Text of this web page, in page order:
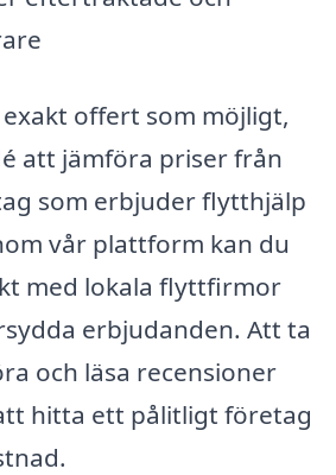
offert som möjligt,
att jämföra priser från
som erbjuder flytthjälp
vår plattform kan du
med lokala flyttfirmor
erbjudanden. Att ta
och läsa recensioner
hitta ett pålitligt företag